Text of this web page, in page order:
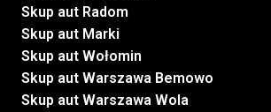
Skup aut Radom
Skup aut Marki
Skup aut Wołomin
Skup aut Warszawa Bemowo
Skup aut Warszawa Wola